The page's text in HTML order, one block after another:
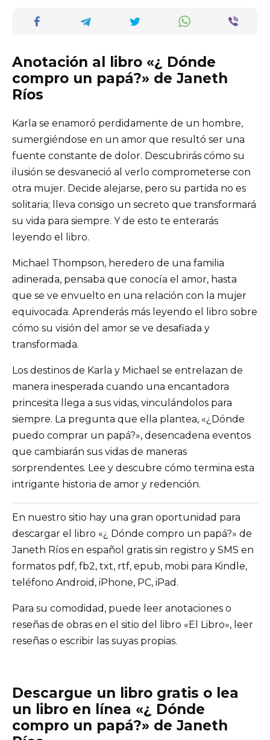
Anotación al libro «¿ Dónde
compro un papá?» de Janeth
Ríos
Karla se enamoró perdidamente de un hombre,
sumergiéndose en un amor que resultó ser una
fuente constante de dolor. Descubrirás cómo su
ilusión se desvaneció al verlo comprometerse con
otra mujer. Decide alejarse, pero su partida no es
solitaria; lleva consigo un secreto que transformará
su vida para siempre. Y de esto te enterarás
leyendo el libro.
Michael Thompson, heredero de una familia
adinerada, pensaba que conocía el amor, hasta
que se ve envuelto en una relación con la mujer
equivocada. Aprenderás más leyendo el libro sobre
cómo su visión del amor se ve desafiada y
transformada.
Los destinos de Karla y Michael se entrelazan de
manera inesperada cuando una encantadora
princesita llega a sus vidas, vinculándolos para
siempre. La pregunta que ella plantea, «¿Dónde
puedo comprar un papá?», desencadena eventos
que cambiarán sus vidas de maneras
sorprendentes. Lee y descubre cómo termina esta
intrigante historia de amor y redención.
En nuestro sitio hay una gran oportunidad para
descargar el libro «¿ Dónde compro un papá?» de
Janeth Ríos en español gratis sin registro y SMS en
formatos pdf, fb2, txt, rtf, epub, mobi para Kindle,
teléfono Android, iPhone, PC, iPad.
Para su comodidad, puede leer anotaciones o
reseñas de obras en el sitio del libro «El Libro», leer
reseñas o escribir las suyas propias.
Descargue un libro gratis o lea
un libro en línea «¿ Dónde
compro un papá?» de Janeth